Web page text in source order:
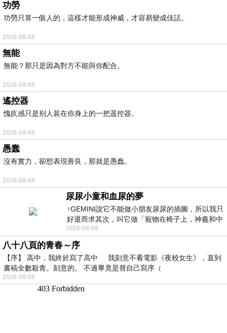
功勞
功勞只算一個人的，這樣才能形成神威，才容易變成佳話。
2026-08-08
無能
無能？那只是因為對方不能與你配合。
2026-08-08
遙控器
愧疚感只是别人装在你身上的一把遥控器。
2026-08-08
愚蠢
沒有實力，卻想表現善良，那就是愚蠢。
2026-08-08
尿尿小童和血尿的夢
↑GEMINI說它不能做小朋友尿尿的插圖，所以我只
好退而求其次，叫它做「寵物在椅子上，神龕和中
年人臉孔」的畫了。 六月底
2026-08-08
八十八頁的青春～序
【序】 高中，我終於寫了高中 我刻意不看電影《夜校女生》，直到
書稿全數殺青。刻意的。 不過畢竟是替自己寫序（
2026-08-08